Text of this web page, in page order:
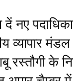
नए
व्यापार
रस्तौगी के